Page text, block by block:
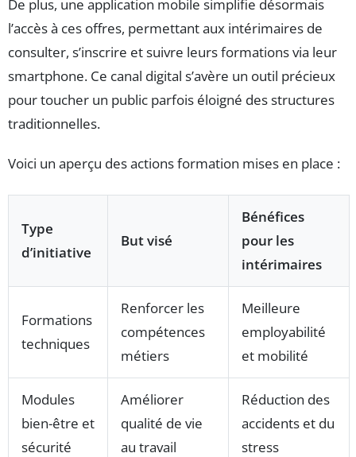
De plus, une application mobile simplifie désormais
l’accès à ces offres, permettant aux intérimaires de
consulter, s’inscrire et suivre leurs formations via leur
smartphone. Ce canal digital s’avère un outil précieux
pour toucher un public parfois éloigné des structures
traditionnelles.
Voici un aperçu des actions formation mises en place :
Type
d’initiative
But visé
Bénéfices
pour les
intérimaires
Formations
techniques
Renforcer les
compétences
métiers
Meilleure
employabilité
et mobilité
Modules
bien-être et
sécurité
Améliorer
qualité de vie
au travail
Réduction des
accidents et du
stress